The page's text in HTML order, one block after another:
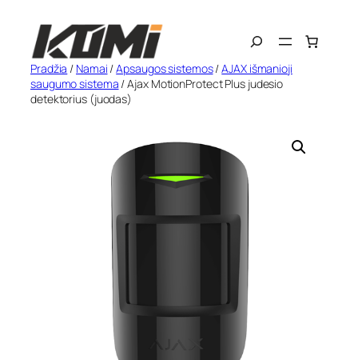
turinio
Search
Pradžia / Namai /Apsaugos sistemos/AJAX išmanioji
saugumo sistema / Ajax MotionProtect Plus judesio
detektorius (juodas)